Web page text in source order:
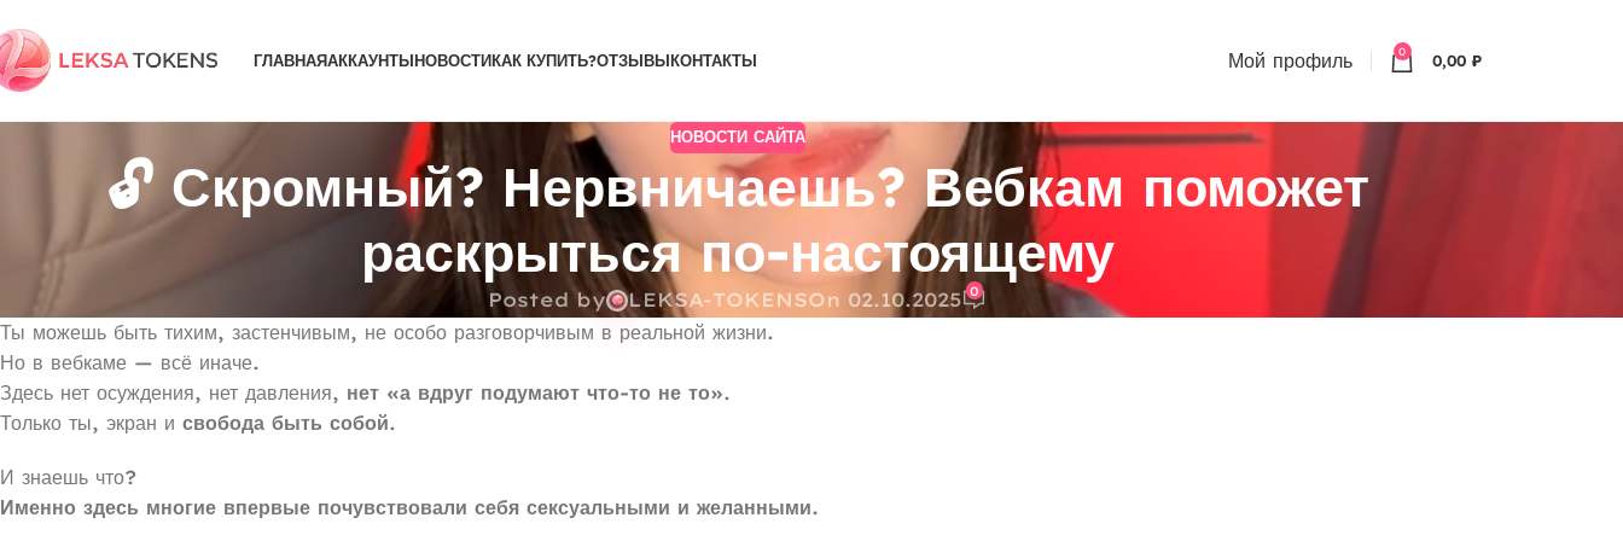
ГЛАВНАЯАККАУНТЫНОВОСТИКАК КУПИТЬ?ОТЗЫВЫКОНТАКТЫ Мой профиль 0 0,00 ₽
НОВОСТИ САЙТА
🔓 Скромный? Нервничаешь? Вебкам поможет
раскрыться по-настоящему
Posted by LEKSA-TOKENSOn 02.10.2025 0
Ты можешь быть тихим, застенчивым, не особо разговорчивым в реальной жизни.
Но в вебкаме — всё иначе.
Здесь нет осуждения, нет давления, нет «а вдруг подумают что-то не то».
Только ты, экран и свобода быть собой.
И знаешь что?
Именно здесь многие впервые почувствовали себя сексуальными и желанными.